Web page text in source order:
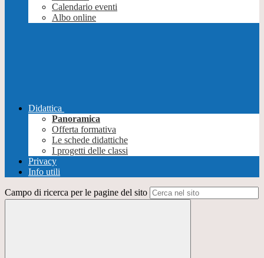
Calendario eventi
Albo online
Didattica
Panoramica
Offerta formativa
Le schede didattiche
I progetti delle classi
Privacy
Info utili
Campo di ricerca per le pagine del sito